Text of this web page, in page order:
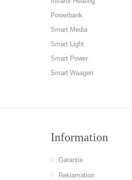
Powerbank
Smart Media
Smart Light
Smart Power
Smart Waagen
Information
Garantie
Reklamation